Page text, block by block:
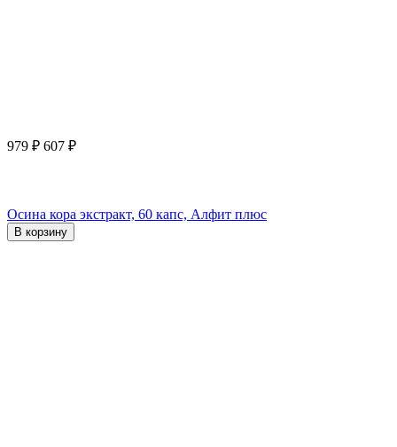
979 ₽ 607 ₽
Осина кора экстракт, 60 капс, Алфит плюс
В корзину